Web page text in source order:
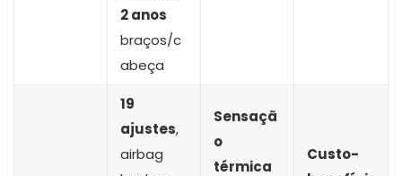
2 anos
braços/c
abeça
19
ajustes,
airbag
Sensaçã
o
térmica
Custo-